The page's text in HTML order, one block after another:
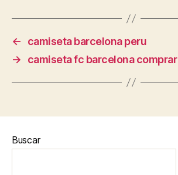
←
camiseta barcelona peru
→
camiseta fc barcelona comprar
Buscar